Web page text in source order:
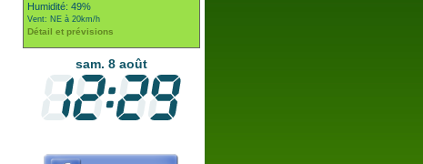
Humidité: 49%
Vent: NE à 20km/h
Détail et prévisions
sam. 8 août